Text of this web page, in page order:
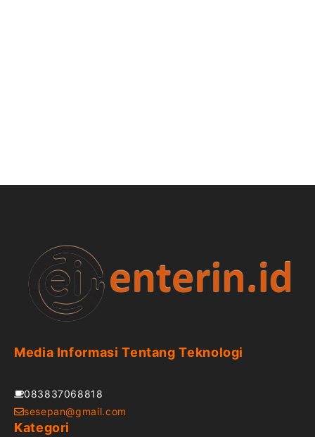
Media Informasi Tentang Teknologi
083837068818
sesepan@gmail.com
Kategori